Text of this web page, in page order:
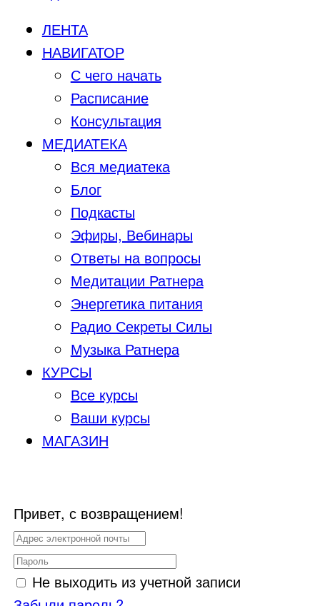
ЛЕНТА
НАВИГАТОР
С чего начать
Расписание
Консультация
МЕДИАТЕКА
Вся медиатека
Блог
Подкасты
Эфиры, Вебинары
Ответы на вопросы
Медитации Ратнера
Энергетика питания
Радио Секреты Силы
Музыка Ратнера
КУРСЫ
Все курсы
Ваши курсы
МАГАЗИН
Привет, с возвращением!
Не выходить из учетной записи